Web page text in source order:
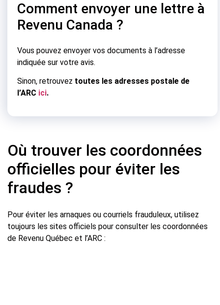
Comment envoyer une lettre à
Revenu Canada ?
Vous pouvez envoyer vos documents à l’adresse
indiquée sur votre avis.
Sinon, retrouvez toutes les adresses postale de
l’ARC ici.
Où trouver les coordonnées
officielles pour éviter les
fraudes ?
Pour éviter les arnaques ou courriels frauduleux, utilisez
toujours les sites officiels pour consulter les coordonnées
de Revenu Québec et l’ARC :